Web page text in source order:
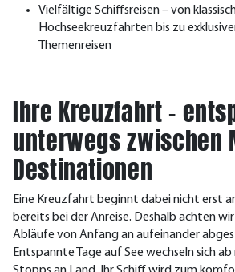
Vielfältige Schiffsreisen – von
Hochseekreuzfahrten bis zu
Themenreisen
Ihre Kreuzfahrt –
unterwegs zwischen
Destinationen
Eine Kreuzfahrt beginnt dabei nicht erst
bereits bei der Anreise. Deshalb achten
Abläufe von Anfang an aufeinander
Entspannte Tage auf See wechseln sich